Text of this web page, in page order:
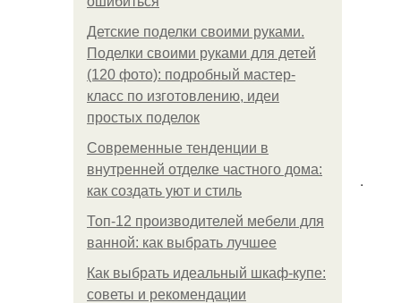
Детские поделки своими руками.
Поделки своими руками для детей
(120 фото): подробный мастер-
класс по изготовлению, идеи
простых поделок
Современные тенденции в
внутренней отделке частного дома:
как создать уют и стиль
Топ-12 производителей мебели для
ванной: как выбрать лучшее
Как выбрать идеальный шкаф-купе:
советы и рекомендации
.